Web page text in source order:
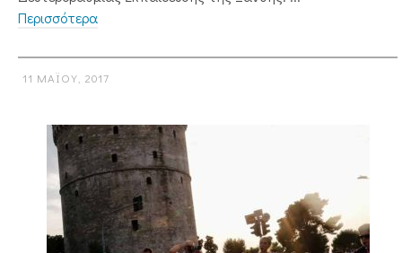
Περισσότερα
11 ΜΑΪ́ΟΥ, 2017